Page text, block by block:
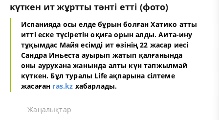
күткен ит жұртты тәнті етті (фото)
Испанияда осы елде бұрын болған Хатико атты
итті еске түсіретін оқиға орын алды. Аита-ину
тұқымдас Майя есімді ит өзінің 22 жасар иесі
Сандра Иньеста ауырып жатып қалғанында
оны аурухана жанында алты күн тапжылмай
күткен. Бұл туралы Life ақпарына сілтеме
жасаған ras.kz хабарлады.
Жаңалықтар